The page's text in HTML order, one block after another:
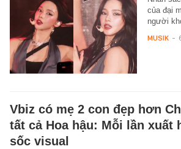
của đại
người
MUSIK -
Vbiz có mẹ 2 con đẹp hơn
tất cả Hoa hậu: Mỗi lần xuất
sốc visual